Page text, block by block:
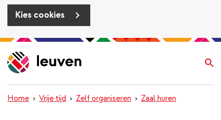
Kies cookies
Overslaan
en
naar
inhoud
gaan
Home Vrije tijd Zelf organiseren Zaal huren